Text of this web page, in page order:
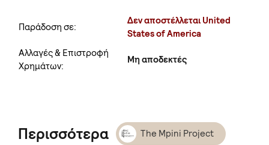
Παράδοση σε:
Δεν αποστέλλεται United
States of America
Αλλαγές & Επιστροφή
Χρημάτων:
Μη αποδεκτές
Περισσότερα The Mpini Project